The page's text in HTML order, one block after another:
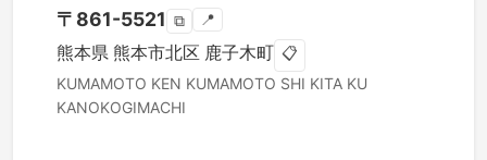
〒 861-5521 ⧉ 📍
熊本県 熊本市北区 鹿子木町 📋
KUMAMOTO KEN KUMAMOTO SHI KITA KU
KANOKOGIMACHI